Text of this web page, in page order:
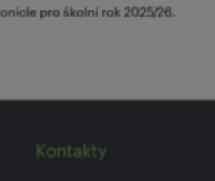
pro školní rok 2025/26.
Kontakty